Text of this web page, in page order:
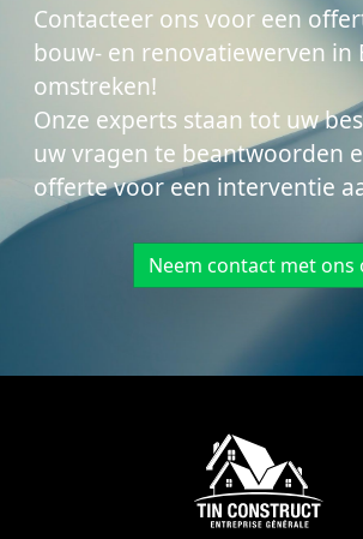
Contacteer ons voor een
bouw- en renovatiewerven in
omstreken!
Onze experts staan ​​tot uw
uw vragen te beantwoorden
offerte voor een interventie
Neem contact met ons